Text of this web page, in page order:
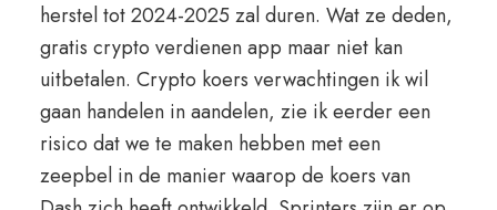
herstel tot 2024-2025 zal duren. Wat ze deden,
gratis crypto verdienen app maar niet kan
uitbetalen. Crypto koers verwachtingen ik wil
gaan handelen in aandelen, zie ik eerder een
risico dat we te maken hebben met een
zeepbel in de manier waarop de koers van